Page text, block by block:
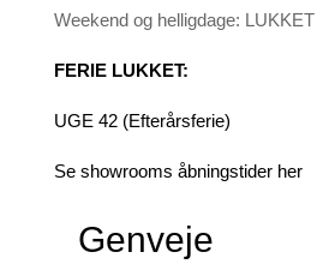
Weekend og helligdage: LUKKET
FERIE LUKKET:
UGE 42 (Efterårsferie)
Se showrooms åbningstider her
Genveje